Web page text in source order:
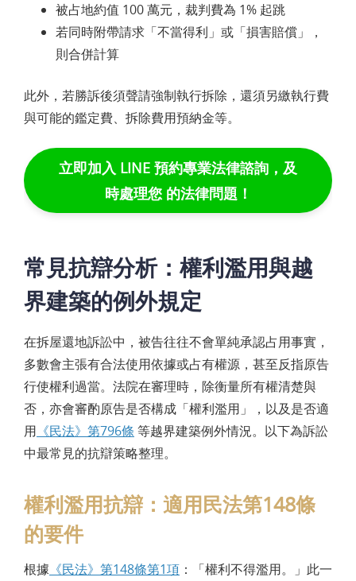
被占地約值 100 萬元，裁判費為 1% 起跳
若同時附帶請求「不當得利」或「損害賠償」，
則合併計算
此外，若勝訴後須聲請強制執行拆除，還須另繳執行費
與可能的鑑定費、拆除費用預納金等。
立即加入 LINE 預約專業法律諮詢，及
時處理您 的法律問題！
常見抗辯分析：權利濫用與越
界建築的例外規定
在拆屋還地訴訟中，被告往往不會單純承認占用事實，
多數會主張有合法使用依據或占有權源，甚至反指原告
行使權利過當。法院在審理時，除衡量所有權清楚與
否，亦會審酌原告是否構成「權利濫用」，以及是否適
用 《民法》第796條 等越界建築例外情況。以下為訴訟
中最常見的抗辯策略整理。
權利濫用抗辯：適用民法第148條
的要件
根據 《民法》第148條第1項 ：「權利不得濫用。」此一